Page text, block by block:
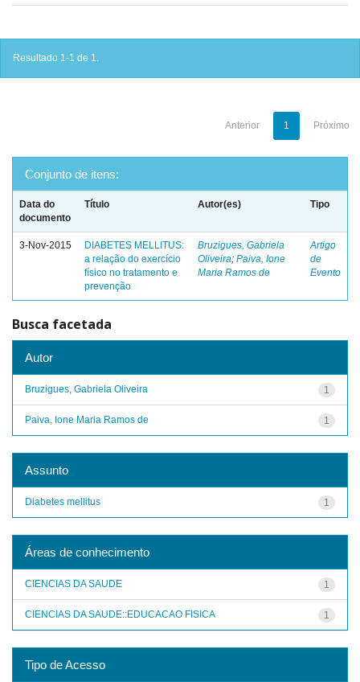
Resultado 1-1 de 1.
Anterior 1 Próximo
Conjunto de itens:
Data do
documento
Título Autor(es) Tipo
3-Nov-2015
DIABETES MELLITUS:
a relação do exercício
físico no tratamento e
prevenção
Bruzigues, Gabriela
Oliveira; Paiva, Ione
Maria Ramos de
Artigo
de
Evento
Busca facetada
Autor
1
Bruzigues, Gabriela Oliveira
1
Paiva, Ione Maria Ramos de
Assunto
1
Diabetes mellitus
Áreas de conhecimento
1
CIENCIAS DA SAUDE
1
CIENCIAS DA SAUDE::EDUCACAO FISICA
Tipo de Acesso